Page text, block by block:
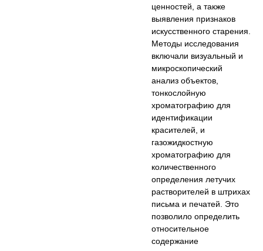
ценностей, а также
выявления признаков
искусственного старения.
Методы исследования
включали визуальный и
микроскопический
анализ объектов,
тонкослойную
хроматографию для
идентификации
красителей, и
газожидкостную
хроматографию для
количественного
определения летучих
растворителей в штрихах
письма и печатей. Это
позволило определить
относительное
содержание